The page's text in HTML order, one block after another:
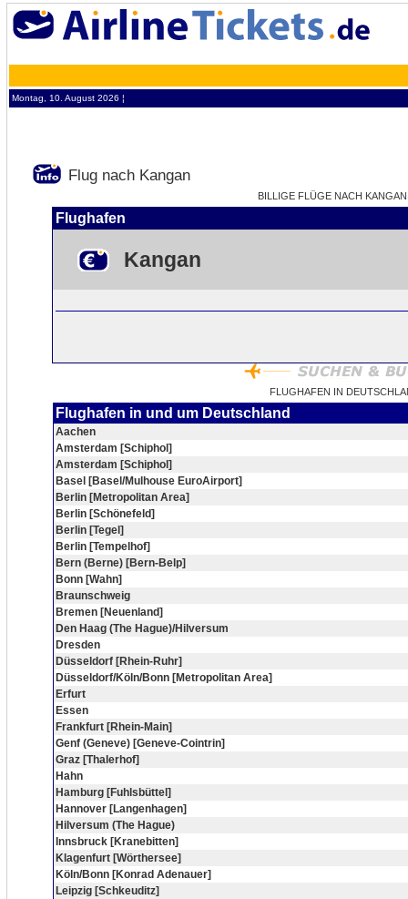
Montag, 10. August 2026 ¦
Flug nach Kangan
BILLIGE FLÜGE NACH
Flughafen
Kangan
FLUGHAFEN IN
Flughafen in und um Deutschland
Aachen
Amsterdam [Schiphol]
Amsterdam [Schiphol]
Basel [Basel/Mulhouse EuroAirport]
Berlin [Metropolitan Area]
Berlin [Schönefeld]
Berlin [Tegel]
Berlin [Tempelhof]
Bern (Berne) [Bern-Belp]
Bonn [Wahn]
Braunschweig
Bremen [Neuenland]
Den Haag (The Hague)/Hilversum
Dresden
Düsseldorf [Rhein-Ruhr]
Düsseldorf/Köln/Bonn [Metropolitan Area]
Erfurt
Essen
Frankfurt [Rhein-Main]
Genf (Geneve) [Geneve-Cointrin]
Graz [Thalerhof]
Hahn
Hamburg [Fuhlsbüttel]
Hannover [Langenhagen]
Hilversum (The Hague)
Innsbruck [Kranebitten]
Klagenfurt [Wörthersee]
Köln/Bonn [Konrad Adenauer]
Leipzig [Schkeuditz]